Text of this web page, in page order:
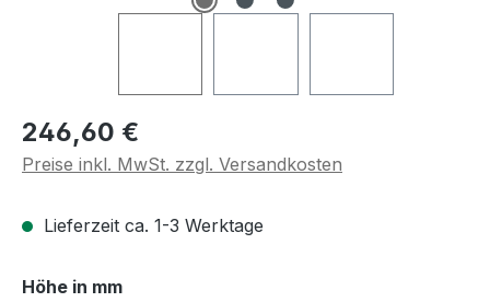
Regulärer Preis:
246,60 €
Preise inkl. MwSt. zzgl. Versandkosten
Lieferzeit ca. 1-3 Werktage
Höhe in mmauswählen